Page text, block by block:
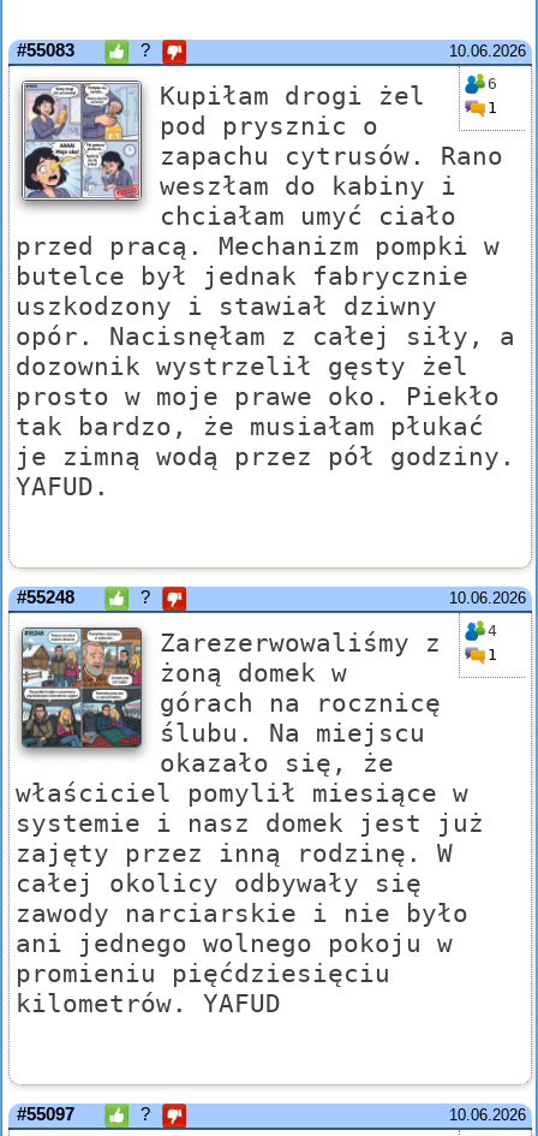
10.06.2026
#55083 ?
6
1
Kupiłam drogi żel
pod prysznic o
zapachu cytrusów. Rano
weszłam do kabiny i
chciałam umyć ciało
przed pracą. Mechanizm pompki w
butelce był jednak fabrycznie
uszkodzony i stawiał dziwny
opór. Nacisnęłam z całej siły, a
dozownik wystrzelił gęsty żel
prosto w moje prawe oko. Piekło
tak bardzo, że musiałam płukać
je zimną wodą przez pół godziny.
YAFUD.
10.06.2026
#55248 ?
4
1
Zarezerwowaliśmy z
żoną domek w
górach na rocznicę
ślubu. Na miejscu
okazało się, że
właściciel pomylił miesiące w
systemie i nasz domek jest już
zajęty przez inną rodzinę. W
całej okolicy odbywały się
zawody narciarskie i nie było
ani jednego wolnego pokoju w
promieniu pięćdziesięciu
kilometrów. YAFUD
10.06.2026
#55097 ?